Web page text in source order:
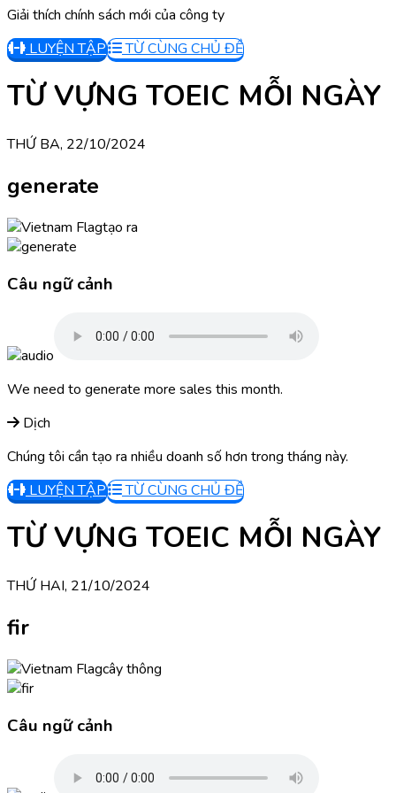
Giải thích chính sách mới của công ty
LUYỆN TẬP
TỪ CÙNG CHỦ ĐỀ
TỪ VỰNG TOEIC MỖI NGÀY
THỨ BA, 22/10/2024
generate
tạo ra
Câu ngữ cảnh
We need to generate more sales this month.
Dịch
Chúng tôi cần tạo ra nhiều doanh số hơn trong tháng này.
LUYỆN TẬP
TỪ CÙNG CHỦ ĐỀ
TỪ VỰNG TOEIC MỖI NGÀY
THỨ HAI, 21/10/2024
fir
cây thông
Câu ngữ cảnh